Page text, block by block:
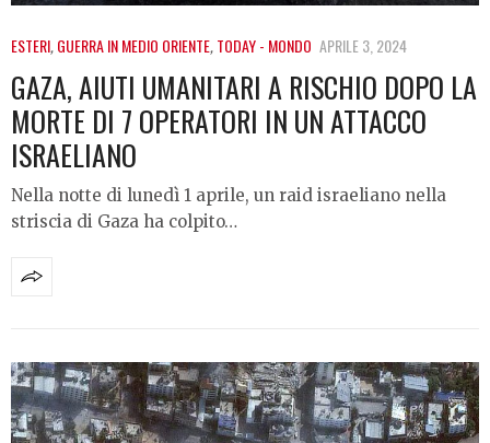
ESTERI,GUERRA IN MEDIO ORIENTE,TODAY - MONDO APRILE 3, 2024
GAZA, AIUTI UMANITARI A RISCHIO DOPO LA
MORTE DI 7 OPERATORI IN UN ATTACCO
ISRAELIANO
Nella notte di lunedì 1 aprile, un raid israeliano nella
striscia di Gaza ha colpito…